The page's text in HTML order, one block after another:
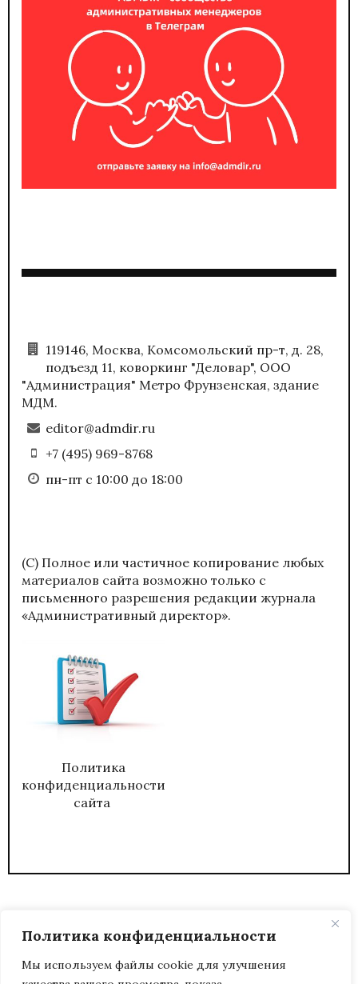
Политика конфиденциальности
Мы используем файлы cookie для улучшения
119146, Москва, Комсомольский пр-т, д. 28,
подъезд 11, коворкинг "Деловар", ООО
"Администрация" Метро Фрунзенская, здание
МДМ.
editor@admdir.ru
+7 (495) 969-8768
пн-пт с 10:00 до 18:00
(С) Полное или частичное копирование любых
материалов сайта возможно только с
письменного разрешения редакции журнала
«Административный директор».
Политика
конфиденциальности
сайта